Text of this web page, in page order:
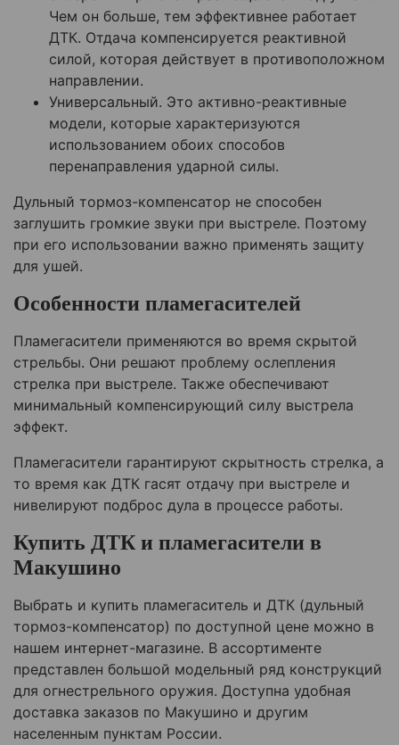
Чем он больше, тем эффективнее работает
ДТК. Отдача компенсируется реактивной
силой, которая действует в противоположном
направлении.
Универсальный. Это активно-реактивные
модели, которые характеризуются
использованием обоих способов
перенаправления ударной силы.
Дульный тормоз-компенсатор не способен
заглушить громкие звуки при выстреле. Поэтому
при его использовании важно применять защиту
для ушей.
Особенности пламегасителей
Пламегасители применяются во время скрытой
стрельбы. Они решают проблему ослепления
стрелка при выстреле. Также обеспечивают
минимальный компенсирующий силу выстрела
эффект.
Пламегасители гарантируют скрытность стрелка, а
то время как ДТК гасят отдачу при выстреле и
нивелируют подброс дула в процессе работы.
Купить ДТК и пламегасители в
Макушино
Выбрать и купить пламегаситель и ДТК (дульный
тормоз-компенсатор) по доступной цене можно в
нашем интернет-магазине. В ассортименте
представлен большой модельный ряд конструкций
для огнестрельного оружия. Доступна удобная
доставка заказов по Макушино и другим
населенным пунктам России.